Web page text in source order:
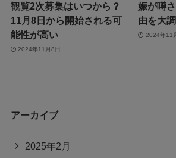
観覧2次募集はいつから？
11月8日から開始される可
能性が高い
2024年11月8日
娠が噂
由を大
2024年11
アーカイブ
2025年2月